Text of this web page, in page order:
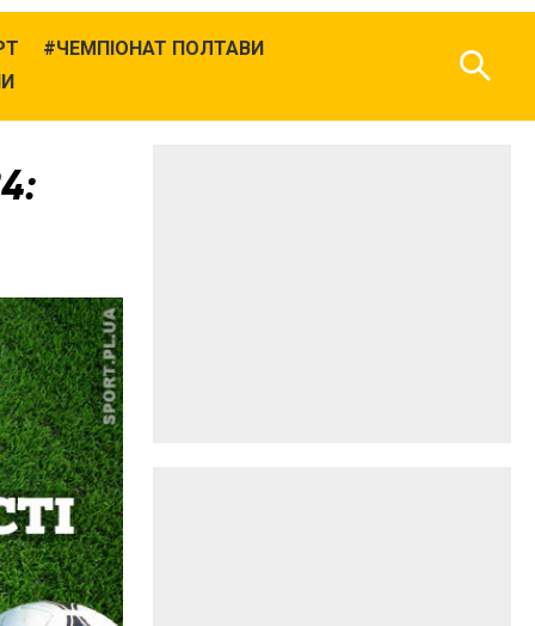
ЧЕМПІОНАТ ПОЛТАВИ